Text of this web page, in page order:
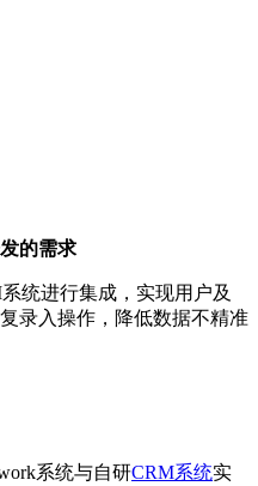
的需求
统进行集成，实现用户及
录入操作，降低数据不精准
系统与自研CRM系统实